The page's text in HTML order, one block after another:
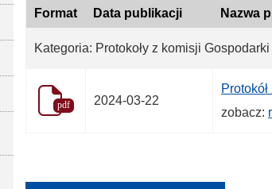
Format Data publikacji Nazwa
Kategoria: Protokoły z komisji
pdf 2024-03-22
zobacz: